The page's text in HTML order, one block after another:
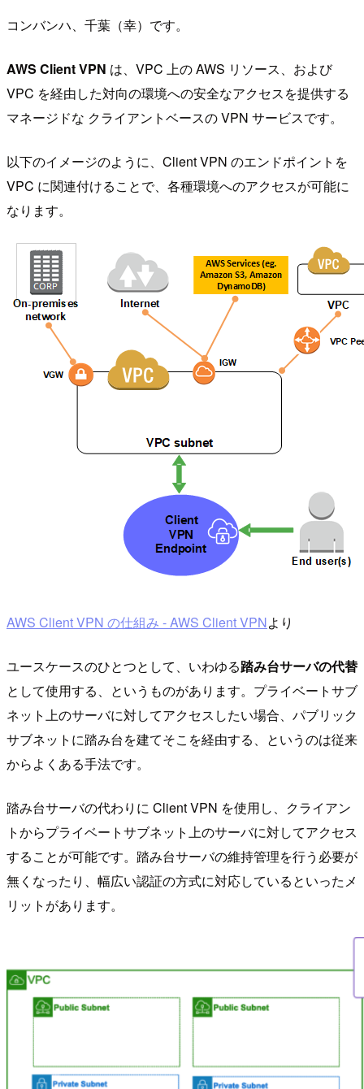
コンバンハ、千葉（幸）です。
AWS Client VPN は、VPC 上の AWS リソース、および
VPC を経由した対向の環境への安全なアクセスを提供する
マネージドな クライアントベースの VPN サービスです。
以下のイメージのように、Client VPN のエンドポイントを
VPC に関連付けることで、各種環境へのアクセスが可能に
なります。
AWS Client VPN の仕組み - AWS Client VPNより
ユースケースのひとつとして、いわゆる踏み台サーバの代替
として使用する、というものがあります。プライベートサブ
ネット上のサーバに対してアクセスしたい場合、パブリック
サブネットに踏み台を建てそこを経由する、というのは従来
からよくある手法です。
踏み台サーバの代わりに Client VPN を使用し、クライアン
トからプライベートサブネット上のサーバに対してアクセス
することが可能です。踏み台サーバの維持管理を行う必要が
無くなったり、幅広い認証の方式に対応しているといったメ
リットがあります。